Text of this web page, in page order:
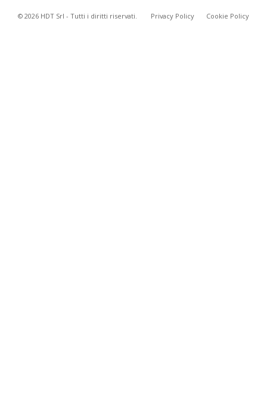
© 2026HDT Srl - Tutti i diritti riservati. Privacy Policy Cookie Policy